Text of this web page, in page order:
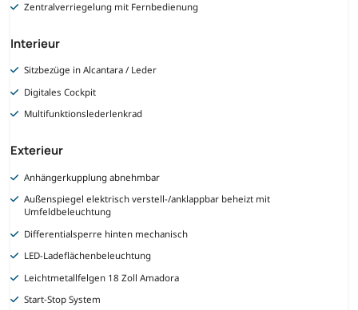
Zentralverriegelung mit Fernbedienung
Interieur
Sitzbezüge in Alcantara / Leder
Digitales Cockpit
Multifunktionslederlenkrad
Exterieur
Anhängerkupplung abnehmbar
Außenspiegel elektrisch verstell-/anklappbar beheizt mit
Umfeldbeleuchtung
Differentialsperre hinten mechanisch
LED-Ladeflächenbeleuchtung
Leichtmetallfelgen 18 Zoll Amadora
Start-Stop System